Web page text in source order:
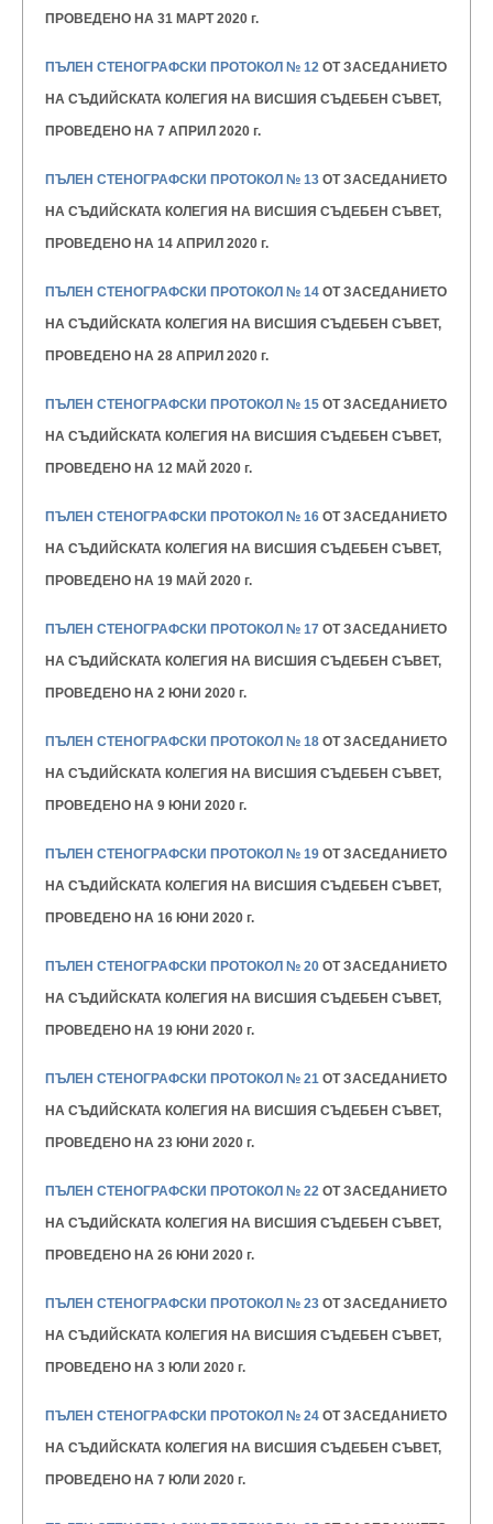
ПРОВЕДЕНО НА 31 МАРТ 2020 г.
ПЪЛЕН СТЕНОГРАФСКИ ПРОТОКОЛ № 12 ОТ ЗАСЕДАНИЕТО
НА СЪДИЙСКАТА КОЛЕГИЯ НА ВИСШИЯ СЪДЕБЕН СЪВЕТ,
ПРОВЕДЕНО НА 7 АПРИЛ 2020 г.
ПЪЛЕН СТЕНОГРАФСКИ ПРОТОКОЛ № 13 ОТ ЗАСЕДАНИЕТО
НА СЪДИЙСКАТА КОЛЕГИЯ НА ВИСШИЯ СЪДЕБЕН СЪВЕТ,
ПРОВЕДЕНО НА 14 АПРИЛ 2020 г.
ПЪЛЕН СТЕНОГРАФСКИ ПРОТОКОЛ № 14 ОТ ЗАСЕДАНИЕТО
НА СЪДИЙСКАТА КОЛЕГИЯ НА ВИСШИЯ СЪДЕБЕН СЪВЕТ,
ПРОВЕДЕНО НА 28 АПРИЛ 2020 г.
ПЪЛЕН СТЕНОГРАФСКИ ПРОТОКОЛ № 15 ОТ ЗАСЕДАНИЕТО
НА СЪДИЙСКАТА КОЛЕГИЯ НА ВИСШИЯ СЪДЕБЕН СЪВЕТ,
ПРОВЕДЕНО НА 12 МАЙ 2020 г.
ПЪЛЕН СТЕНОГРАФСКИ ПРОТОКОЛ № 16 ОТ ЗАСЕДАНИЕТО
НА СЪДИЙСКАТА КОЛЕГИЯ НА ВИСШИЯ СЪДЕБЕН СЪВЕТ,
ПРОВЕДЕНО НА 19 МАЙ 2020 г.
ПЪЛЕН СТЕНОГРАФСКИ ПРОТОКОЛ № 17 ОТ ЗАСЕДАНИЕТО
НА СЪДИЙСКАТА КОЛЕГИЯ НА ВИСШИЯ СЪДЕБЕН СЪВЕТ,
ПРОВЕДЕНО НА 2 ЮНИ 2020 г.
ПЪЛЕН СТЕНОГРАФСКИ ПРОТОКОЛ № 18 ОТ ЗАСЕДАНИЕТО
НА СЪДИЙСКАТА КОЛЕГИЯ НА ВИСШИЯ СЪДЕБЕН СЪВЕТ,
ПРОВЕДЕНО НА 9 ЮНИ 2020 г.
ПЪЛЕН СТЕНОГРАФСКИ ПРОТОКОЛ № 19 ОТ ЗАСЕДАНИЕТО
НА СЪДИЙСКАТА КОЛЕГИЯ НА ВИСШИЯ СЪДЕБЕН СЪВЕТ,
ПРОВЕДЕНО НА 16 ЮНИ 2020 г.
ПЪЛЕН СТЕНОГРАФСКИ ПРОТОКОЛ № 20 ОТ ЗАСЕДАНИЕТО
НА СЪДИЙСКАТА КОЛЕГИЯ НА ВИСШИЯ СЪДЕБЕН СЪВЕТ,
ПРОВЕДЕНО НА 19 ЮНИ 2020 г.
ПЪЛЕН СТЕНОГРАФСКИ ПРОТОКОЛ № 21 ОТ ЗАСЕДАНИЕТО
НА СЪДИЙСКАТА КОЛЕГИЯ НА ВИСШИЯ СЪДЕБЕН СЪВЕТ,
ПРОВЕДЕНО НА 23 ЮНИ 2020 г.
ПЪЛЕН СТЕНОГРАФСКИ ПРОТОКОЛ № 22 ОТ ЗАСЕДАНИЕТО
НА СЪДИЙСКАТА КОЛЕГИЯ НА ВИСШИЯ СЪДЕБЕН СЪВЕТ,
ПРОВЕДЕНО НА 26 ЮНИ 2020 г.
ПЪЛЕН СТЕНОГРАФСКИ ПРОТОКОЛ № 23 ОТ ЗАСЕДАНИЕТО
НА СЪДИЙСКАТА КОЛЕГИЯ НА ВИСШИЯ СЪДЕБЕН СЪВЕТ,
ПРОВЕДЕНО НА 3 ЮЛИ 2020 г.
ПЪЛЕН СТЕНОГРАФСКИ ПРОТОКОЛ № 24 ОТ ЗАСЕДАНИЕТО
НА СЪДИЙСКАТА КОЛЕГИЯ НА ВИСШИЯ СЪДЕБЕН СЪВЕТ,
ПРОВЕДЕНО НА 7 ЮЛИ 2020 г.